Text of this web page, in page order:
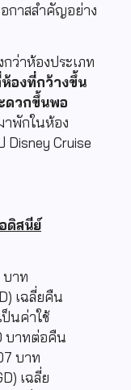
กาสสำคัญอย่าง
ว่าห้องประเภท
องที่กว้างขึ้น
ดวกขึ้นพอ
าพักในห้อง
Cruise
ดิสนีย์
บาท
เฉลี่ยคืน
นค่าใช้
บาทต่อคืน
บาท
เฉลี่ย